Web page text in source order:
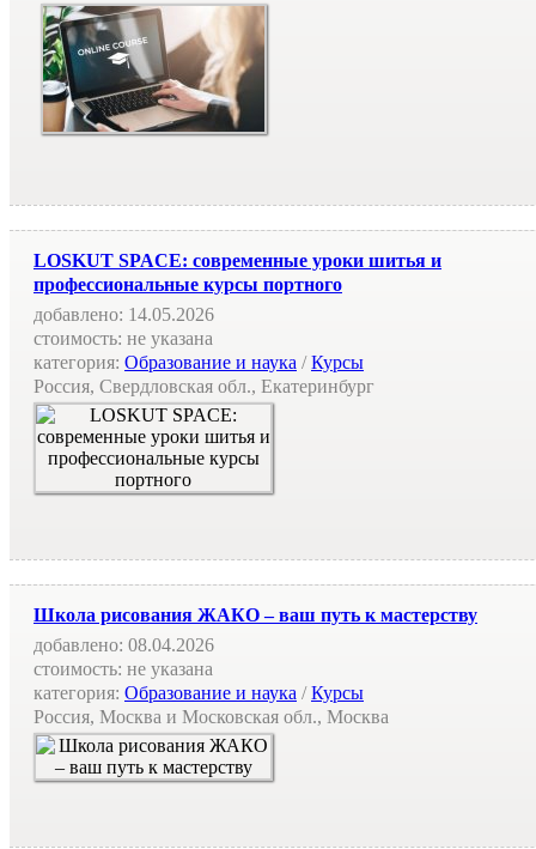
LOSKUT SPACE: современные уроки шитья и
профессиональные курсы портного
добавлено: 14.05.2026
стоимость: не указана
категория: Образование и наука /Курсы
Россия, Свердловская обл., Екатеринбург
Школа рисования ЖАКО – ваш путь к мастерству
добавлено: 08.04.2026
стоимость: не указана
категория: Образование и наука /Курсы
Россия, Москва и Московская обл., Москва